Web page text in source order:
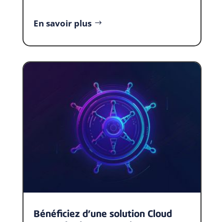
En savoir plus
Bénéficiez d’une solution Cloud